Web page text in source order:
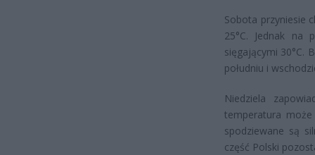
Sobota przyniesie
25°C. Jednak na
sięgającymi 30°C.
południu i
Niedziela
temperatura
spodziewane są
część Polski